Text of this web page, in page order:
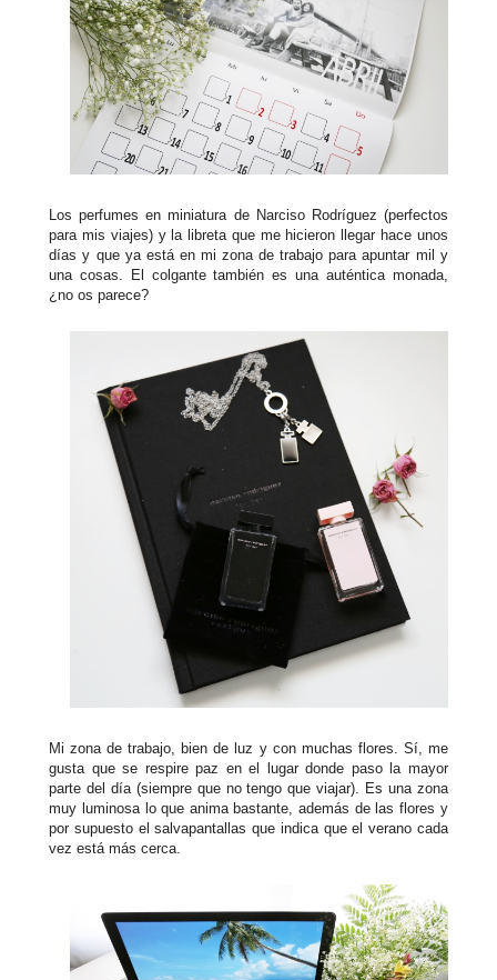
Los perfumes en miniatura de Narciso Rodríguez (perfectos
para mis viajes) y la libreta que me hicieron llegar hace unos
días y que ya está en mi zona de trabajo para apuntar mil y
una cosas. El colgante también es una auténtica monada,
¿no os parece?
Mi zona de trabajo, bien de luz y con muchas flores. Sí, me
gusta que se respire paz en el lugar donde paso la mayor
parte del día (siempre que no tengo que viajar). Es una zona
muy luminosa lo que anima bastante, además de las flores y
por supuesto el salvapantallas que indica que el verano cada
vez está más cerca.